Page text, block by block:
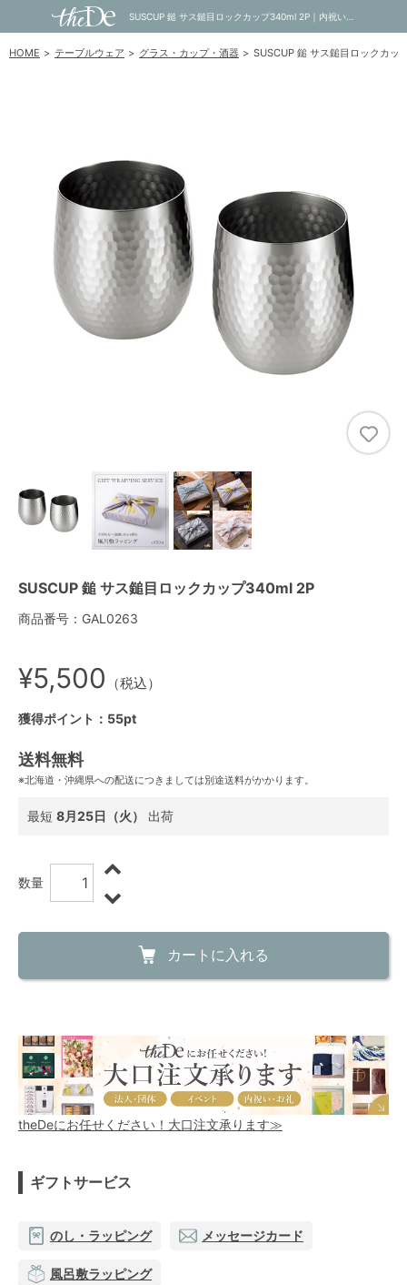
HOME テーブルウェア グラス・カップ・酒器 SUSCUP 鎚 サス鎚目ロックカッ
SUSCUP 鎚 サス鎚目ロックカップ340ml 2P
商品番号：GAL0263
¥5,500 （税込）
獲得ポイント：55pt
送料無料
※北海道・沖縄県への配送につきましては別途送料がかかります。
最短 8月25日（火） 出荷
数量
カートに入れる
theDeにお任せください！大口注文承ります≫
ギフトサービス
のし・ラッピング メッセージカード
風呂敷ラッピング